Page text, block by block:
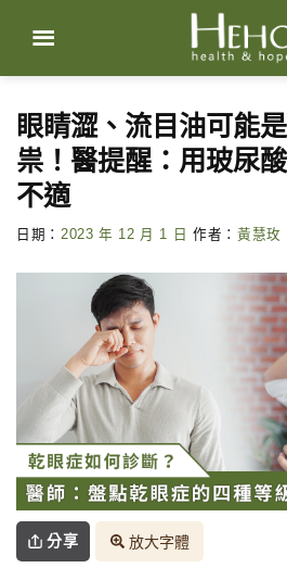
content
眼睛澀、流目油可能
祟！醫提醒：用玻尿
不適
日期： 2023 年 12 月 1 日 作者： 黃慧玫
分享 放大字體